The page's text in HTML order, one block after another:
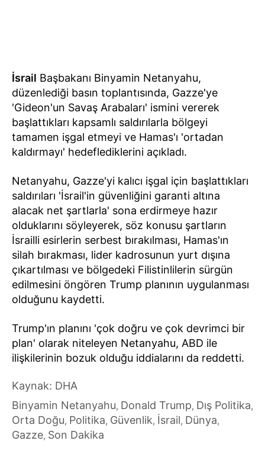
İsrail Başbakanı Binyamin Netanyahu,
düzenlediği basın toplantısında, Gazze'ye
'Gideon'un Savaş Arabaları' ismini vererek
başlattıkları kapsamlı saldırılarla bölgeyi
tamamen işgal etmeyi ve Hamas'ı 'ortadan
kaldırmayı' hedeflediklerini açıkladı.
Netanyahu, Gazze'yi kalıcı işgal için başlattıkları
saldırıları 'İsrail'in güvenliğini garanti altına
alacak net şartlarla' sona erdirmeye hazır
olduklarını söyleyerek, söz konusu şartların
İsrailli esirlerin serbest bırakılması, Hamas'ın
silah bırakması, lider kadrosunun yurt dışına
çıkartılması ve bölgedeki Filistinlilerin sürgün
edilmesini öngören Trump planının uygulanması
olduğunu kaydetti.
Trump'ın planını 'çok doğru ve çok devrimci bir
plan' olarak niteleyen Netanyahu, ABD ile
ilişkilerinin bozuk olduğu iddialarını da reddetti.
Kaynak: DHA
Binyamin Netanyahu, Donald Trump, Dış Politika,
Orta Doğu, Politika, Güvenlik, İsrail, Dünya,
Gazze, Son Dakika